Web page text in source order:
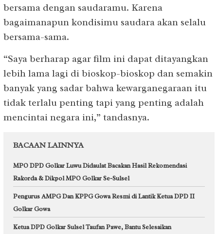
bersama dengan saudaramu. Karena
bagaimanapun kondisimu saudara akan selalu
bersama-sama.
“Saya berharap agar film ini dapat ditayangkan
lebih lama lagi di bioskop-bioskop dan semakin
banyak yang sadar bahwa kewarganegaraan itu
tidak terlalu penting tapi yang penting adalah
mencintai negara ini,” tandasnya.
BACAAN LAINNYA
MPO DPD Golkar Luwu Didaulat Bacakan Hasil Rekomendasi
Rakorda & Dikpol MPO Golkar Se-Sulsel
Pengurus AMPG Dan KPPG Gowa Resmi di Lantik Ketua DPD II
Golkar Gowa
Ketua DPD Golkar Sulsel Taufan Pawe, Bantu Selesaikan